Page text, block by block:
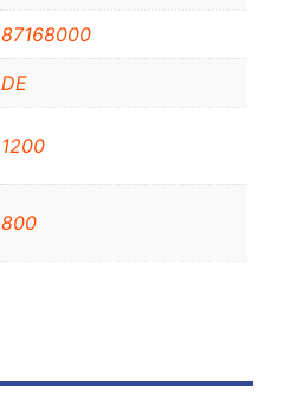
87168000
DE
1200
800